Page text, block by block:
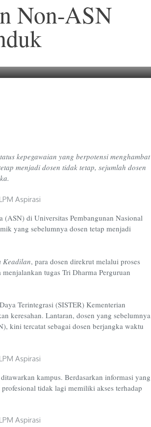
Non-ASN
kepegawaian yang berpotensi menghambat
menjadi dosen tidak tetap, sejumlah dosen
di Universitas Pembangunan Nasional
yang sebelumnya dosen tetap menjadi
Keadilan, para dosen direkrut melalui proses
tugas Tri Dharma Perguruan
Terintegrasi (SISTER) Kementerian
keresahan. Lantaran, dosen yang sebelumnya
kini tercatat sebagai dosen berjangka waktu
kampus. Berdasarkan informasi yang
tidak lagi memiliki akses terhadap